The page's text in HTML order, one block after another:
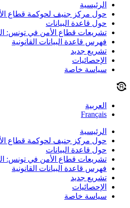
الرئيسية
حول مركز جنيف لحوكمة قطاع
حول قاعدة البيانات
تشريعات قطاع الأمن في تونس: الفهرس
فهرس قاعدة البيانات القانونية
تشريع جديد
الإحصائيات
سياسة خاصة
العربية
Français
الرئيسية
حول مركز جنيف لحوكمة قطاع
حول قاعدة البيانات
تشريعات قطاع الأمن في تونس: الفهرس
فهرس قاعدة البيانات القانونية
تشريع جديد
الإحصائيات
سياسة خاصة